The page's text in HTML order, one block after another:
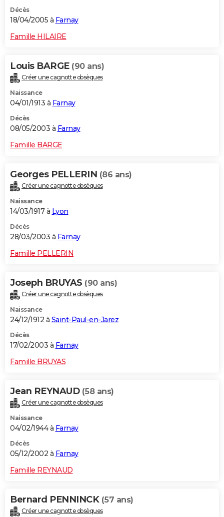
Décès
18/04/2005 à Farnay
Famille HILAIRE
Louis BARGE (90 ans)
Créer une cagnotte obsèques
Naissance
04/01/1913 à Farnay
Décès
08/05/2003 à Farnay
Famille BARGE
Georges PELLERIN (86 ans)
Créer une cagnotte obsèques
Naissance
14/03/1917 à Lyon
Décès
28/03/2003 à Farnay
Famille PELLERIN
Joseph BRUYAS (90 ans)
Créer une cagnotte obsèques
Naissance
24/12/1912 à Saint-Paul-en-Jarez
Décès
17/02/2003 à Farnay
Famille BRUYAS
Jean REYNAUD (58 ans)
Créer une cagnotte obsèques
Naissance
04/02/1944 à Farnay
Décès
05/12/2002 à Farnay
Famille REYNAUD
Bernard PENNINCK (57 ans)
Créer une cagnotte obsèques